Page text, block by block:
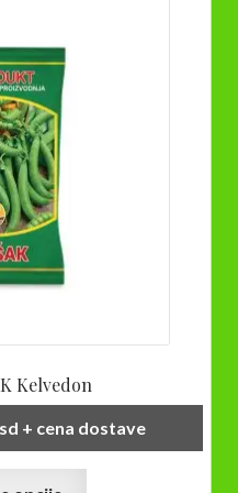
Kelvedon
Raspon
cena:
+ cena dostave